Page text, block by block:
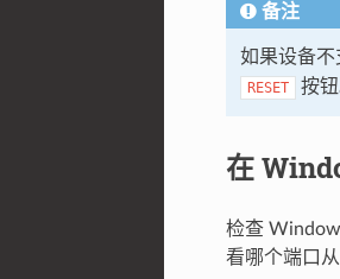
备注
如果设备
RESET 按
在
检查
看哪个端口